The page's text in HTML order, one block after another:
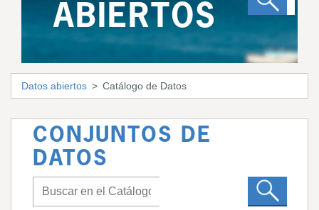
ABIERTOS
Datos abiertos Catálogo de Datos
CONJUNTOS DE
DATOS